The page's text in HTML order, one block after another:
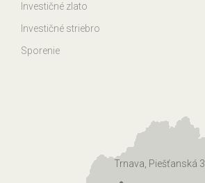
Investičné zlato
Investičné striebro
Sporenie
Trnava, Piešťanská 3